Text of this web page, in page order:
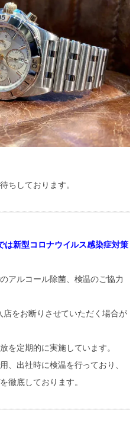
ちしております。
は新型コロナウイルス感染症対策
アルコール除菌、検温のご協力
をお断りさせていただく場合が
を定期的に実施しています。
、出社時に検温を行っており、
徹底しております。